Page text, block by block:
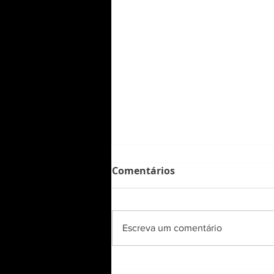
Comentários
Escreva um comentário